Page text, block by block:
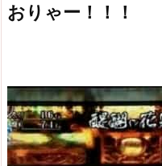
おりゃー！！！